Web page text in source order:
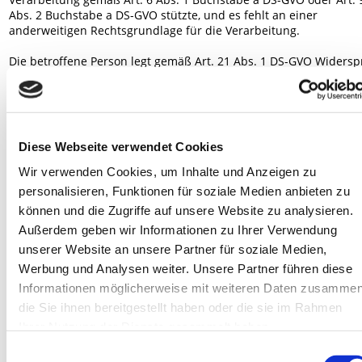
Diese Webseite verwendet Cookies
Wir verwenden Cookies, um Inhalte und Anzeigen zu
personalisieren, Funktionen für soziale Medien anbieten zu
können und die Zugriffe auf unsere Website zu analysieren.
Außerdem geben wir Informationen zu Ihrer Verwendung
unserer Website an unsere Partner für soziale Medien,
Werbung und Analysen weiter. Unsere Partner führen diese
Informationen möglicherweise mit weiteren Daten
die Sie ihnen bereitgestellt haben oder die sie im Rahmen
Abs. 2 Buchstabe a DS-GVO stützte, und es fehlt an einer
anderweitigen Rechtsgrundlage für die Verarbeitung.
Die betroffene Person legt gemäß Art. 21 Abs. 1 DS-GVO
gegen die Verarbeitung ein, und es liegen keine vorrangigen
berechtigten Gründe für die Verarbeitung vor, oder die
Die Löschung der personenbezogenen Daten ist zur Erfüllung
rechtlichen Verpflichtung nach dem Unionsrecht oder dem
Mitgliedstaaten erforderlich, dem der Verantwortliche unterliegt.
Die personenbezogenen Daten wurden in Bezug auf
Dienste der Informationsgesellschaft gemäß Art. 8 Abs. 1 DS-
erhoben.
Sofern einer der oben genannten Gründe zutrifft und eine
Person die Löschung von personenbezogenen Daten, die bei der
GEORENTS-Mietsysteme gespeichert sind, veranlassen möchte,
wenden. Der Datenschutzbeauftragte der GEORENTS-